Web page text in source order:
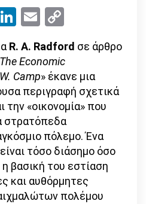
ViberLinkedIn
Email
Link
R. A. Radford σε άρθρο
The Economic
Camp» έκανε μια
περιγραφή σχετικά
την «οικονομία» που
στρατόπεδα
πόλεμο. Ένα
τόσο διάσημο όσο
βασική του εστίαση
και αυθόρμητες
πολέμου